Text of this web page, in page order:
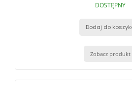
DOSTĘPNY
Dodaj do
Zobacz produkt